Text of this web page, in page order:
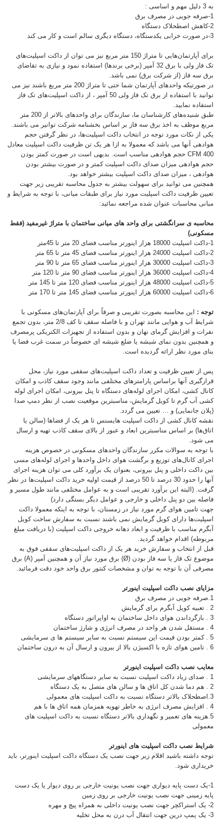
به 3 دلیل مهم و اساسی :
1-صرفه جویی در مصرف برق
2-کاهش اصطحلاک دستگاه
3-در صورت خرابی یکدستگاه، دستگاه دیگری سالم است و کار می کند
برای آپارتمان‌هایی تا متراژ 150 متر مربع نیز می توان از داکت اسپلیت‌های
تک فاز ولی با برق 32 آمپر (برخی برندها) استفاده نمود و نیازی به تقاضای
برق سه فاز (از شرکت برق) نمی باشد.
در صورتیکه واحدهای آپارتمان شما حتی تا متراژ 200 متر مربع باشند نیز می
توانید با استفاده از برق تک فاز ولی 50 آمپر ، از داکت اسپلیت‌های تک فاز
استفاده نمایید.
طبق شنیده‌های کارشناسان ما، سازندگان برای واحدهای بالاتر از 200 متر
مربع موظف به اخذ برق سه فاز بر اساس بخشنامه شرکت توانیر می باشند.
یکی از نکات مورد توجه در انتخاب داکت اسپلیت‌ها، در نظر گرفتن حجم
هوادهی آنها می باشد که معمولا به ازا هر یک تن ظرفیت داکت اسپلیت معادل
CFM 400 حجم هوادهی مناسب است. بدیهی است در صورت کمتر بودن
حجم هوادهی میزان صدای داکت اسپلیت کمتر و در صورت بیشتر بودن
هوادهی ، میزان صدای داکت اسپلیت بیشتر خواهد بود.
همچنین می توانید برای سهولت بیشتر به جدول محاسبه تقریبی زیر جهت
تعیین ظرفیت داکت اسپلیت مورد نیاز برای طبقات میانی، با توجه به شرایط و
مبانی محاسبات عنوان شده مراجعه نمائید:
محاسبه ی سرانگشتی برای واحد های میانی ساختمان با متراژ غیرمفید (فقط
مسکونی)
1-داکت اسپلیت 18000 هزار اینورتر مناسب فضای 20 متر تا 45متر
2-داکت اسپلیت 24000 هزار اینورتر مناسب فضای 45 متر تا 65 متر
3-داکت اسپلیت 30000 هزار اینورتر مناسب فضای 65 متر تا 90 متر
4-داکت اسپلیت 36000 هزار اینورتر مناسب فضای 90 متر تا 120 متر
5-داکت اسپلیت 48000 هزار اینورتر مناسب فضای 120 متر تا 145 متر
6-داکت اسپلیت 60000 هزار اینورتر مناسب فضای 145 متر تا 170 متر
توجه : این محاسبه بصورت تقریبی و صرفاً برای آپارتمان‌های مسکونی با
شرایط آب و هوایی مانند تهران و با فاصله سقف تا کف 2/8 متر، بدون تجمع
نفرات و افزایش گرمای نهان و بدون استفاده از تجهیزات الکتریکی پرمصرف
و همچنین بدون نمای شیشه یا ضلع شیشه ای خصوصاً در سمت غرب فضا یا
بنای مورد نظر ارائه گردیده است.
پس از تعیین ظرفیت و تعداد داکت اسپلیت‌های سقفی مورد نیاز، محل
قرارگیری آنها براساس پارامترهای مختلفی مانند وجود سقف کاذب و امکان
کانال کشی، امکان اجرای لوله‌های دستگاه تا پنل بیرونی، امکان اجرای لوله
کشی آب گرم تا کویل گرمایش، مناسبترین موقعیت نصب از نظر دمپ صدا
(پلان جانمایی) و … تعیین می گردد.
نقشه کانال کشی از داکت اسپلیت هایسنس تا هر یک از فضاها (سالن یا
اتاق‌ها) بر اساس مناسبترین ابعاد و عبور از بالای سقف کاذب تهیه و ارسال
می شود.
با توجه به سوالات مکرر سازندگان واحدهای مسکونی در خصوص هزینه
اجرای کانال‌های توزیع و برگشت هوای داخل واحدها و اجرای لوله‌های مسی
بین داکت داخلی و پنل بیرونی، بعنوان یک برآورد کلی می توان هزینه اجرای
آنها را حدود 30 درصد تا 50 درصد از قیمت اولیه خرید داکت اسپلیت‌ها در نظر
گرفت. (البته این برآورد تقریبی است و به عوامل مختلفی مانند طول مسیر و
فاصله بین دو پنل داخلی و خارجی و عوامل دیگر بستگی دارد)
جهت تامین هوای گرم مورد نیاز در زمستان، با توجه به اینکه معمولا داکت
اسپلیت‌ها دارای کویل گرمایش نمی باشند نسبت به سفارش ساخت کویل
آبگرم مناسب با ظرفیت و ابعاد دهانه خروجی داکت اسپلیت (با دریافت مبلغ
مربوطه) اقدام خواهد گردید.
قبل از انتخاب و سفارش خرید هر یک از داکت اسپلیت‌های سقفی فوق به
موضوع تک فاز یا سه فاز بودن (Ø) برق مورد نیاز آن و همچنین آمپر (A) برق
مصرفی آن با توجه به توان و مشخصات کنتور برق واحد خود دقت فرمائید.
مزایای نصب داکت اسپلیت اینورتر
1.صرفه جویی در مصرف برق
2 . تعبیه کویل آبگرم برای گرمایش
3 . بازگرداندن هوای داخل ساختمان به اواپراتور دستگاه
4 . مستقل شدن هر واحد در مصرف انرژی و شارژ ساختمان
5 . کمتر بودن قیمت این سیستم نسبت به سایر سیستم ها ی سرمایشی
6 . تامین هوای تازه با اکسیژن بالا از بیرون و ارسال آن به درون ساختمان
معایب نصب داکت اسپلیت اینورتر
1 . صدای زیاد داکت اسپلیت نسبت به سایر دستگاههای سرمایشی
2 . هم دما شدن کل اتاق ها و سالن های متصل به یک دستگاه
3.اصطحلاک بالاتر دستگاه نسبت به داکت اسپلیت های معمولی
4 . افزایش مصرف انرژی به خاطر تهویه همزمان همه اتاق ها با هم
5.هزینه های تعمیر و نگهداری بالاتر دستگاه نسبت به داکت اسپلیت های
معمولی
شرایط نصب داکت اسپلیت های اینورتر
توجه داشته باشید اقلام زیر جهت نصب یک دستگاه داکت اسپلیت اینورتر، باید
خریداری شود.
1-یک دست پایه دیواری جهت نصب یونیت خارجی بر روی دیوار یا یک دست
پایه زمینی جهت نصب یونیت خارجی بر روی زمین
2- یک استراکچر جهت نصب یونیت داخلی به همراه پیچ و مهره
3- یک پمپ درین جهت انتقال آب درن به محل تخلیه